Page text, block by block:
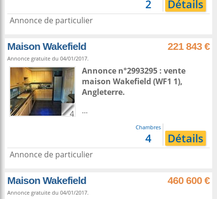
2 Détails
Annonce de particulier
Maison Wakefield 221 843 €
Annonce gratuite du 04/01/2017.
4
Annonce n°2993295 : vente
maison Wakefield (WF1 1),
Angleterre.
...
Chambres
4 Détails
Annonce de particulier
Maison Wakefield 460 600 €
Annonce gratuite du 04/01/2017.